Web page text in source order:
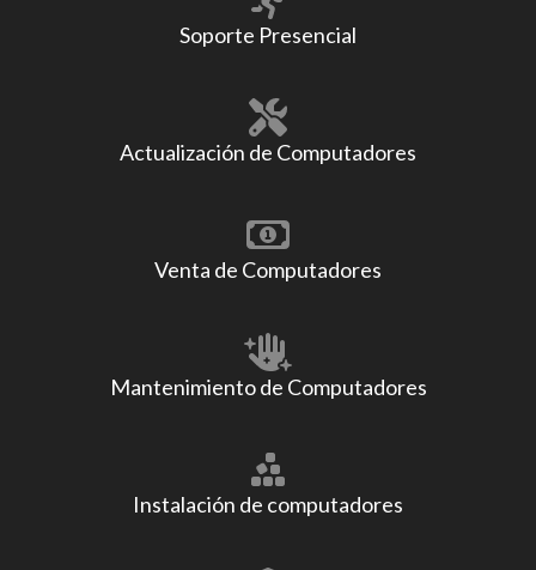
Soporte Presencial
Actualización de Computadores
Venta de Computadores
Mantenimiento de Computadores
Instalación de computadores